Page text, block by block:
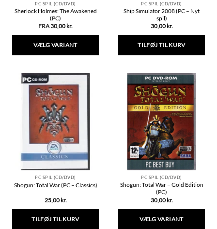
PC SPIL (CD/DVD)
Sherlock Holmes: The Awakened
(PC)
FRA30,00 kr.
VÆLG VARIANT
flere
varianter.
Mulighederne
kan
vælges
på
varesiden
PC SPIL (CD/DVD)
Ship Simulator 2008 (PC – Nyt
spil)
30,00 kr.
TILFØJ TIL KURV
PC SPIL (CD/DVD)
Shogun: Total War (PC – Classics)
25,00 kr.
TILFØJ TIL KURV
PC SPIL (CD/DVD)
Shogun: Total War – Gold Edition
(PC)
30,00 kr.
VÆLG VARIANT